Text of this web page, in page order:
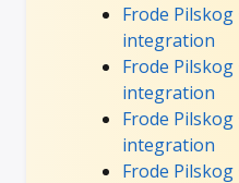
Frode
integration
Frode
integration
Frode
integration
Frode